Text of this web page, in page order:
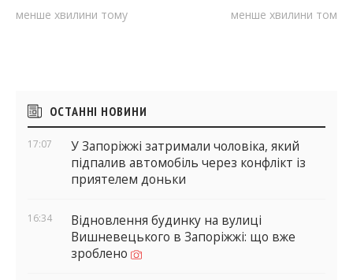
менше хвилини тому менше хвилини тому
Бічні
віджети
ОСТАННІ НОВИНИ
17:07
У Запоріжжі затримали чоловіка, який
підпалив автомобіль через конфлікт із
приятелем доньки
16:34
Відновлення будинку на вулиці
Вишневецького в Запоріжжі: що вже
зроблено